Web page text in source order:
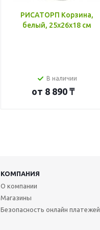
РИСАТОРП Корзина,
белый, 25x26x18 см
В наличии
от 8 890 ₸
КОМПАНИЯ
О компании
Магазины
Безопасность онлайн платежей